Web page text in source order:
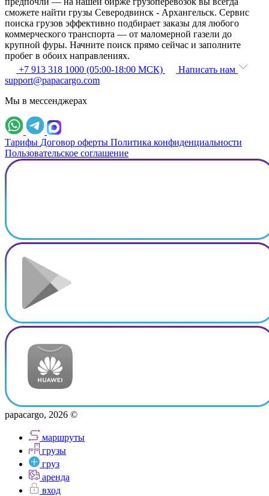
сможете найти грузы Северодвинск - Архангельск. Сервис
поиска грузов эффективно подбирает заказы для любого
коммерческого транспорта — от маломерной газели до
крупной фуры. Начните поиск прямо сейчас и заполните
пробег в обоих направлениях.
+7 913 318 1000 (05:00-18:00 МСК)
Написать нам
support@papacargo.com
Мы в мессенджерах
Тарифы Договор оферты Политика конфиденциальности
Пользовательское соглашение
papacargo, 2026 ©
маршруты
грузы
груз
аренда
вход